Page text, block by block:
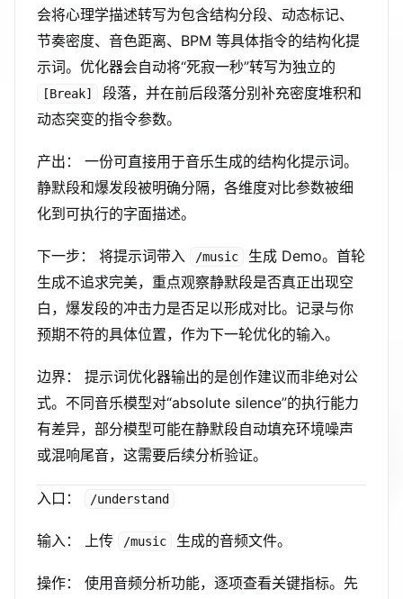
会将心理学描述转写为包含结构分段、动态标记、
节奏密度、音色距离、BPM 等具体指令的结构化提
示词。优化器会自动将“死寂一秒”转写为独立的
[Break]
段落，并在前后段落分别补充密度堆积和
动态突变的指令参数。
产出： 一份可直接用于音乐生成的结构化提示词。
静默段和爆发段被明确分隔，各维度对比参数被细
化到可执行的字面描述。
下一步： 将提示词带入 /music
生成 Demo。首轮
生成不追求完美，重点观察静默段是否真正出现空
白，爆发段的冲击力是否足以形成对比。记录与你
预期不符的具体位置，作为下一轮优化的输入。
边界： 提示词优化器输出的是创作建议而非绝对公
式。不同音乐模型对“absolute silence”的执行能力
有差异，部分模型可能在静默段自动填充环境噪声
或混响尾音，这需要后续分析验证。
入口： /understand
输入： 上传 /music 生成的音频文件。
操作： 使用音频分析功能，逐项查看关键指标。先